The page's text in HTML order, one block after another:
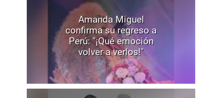
Amanda Miguel
confirma su regreso a
Perú: "¡Qué emoción
volver a verlos!"